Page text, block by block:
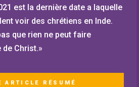
est la dernière date a laquelle
voir des chrétiens en Inde.
que rien ne peut faire
de Christ.»
ARTICLE RÉSUMÉ